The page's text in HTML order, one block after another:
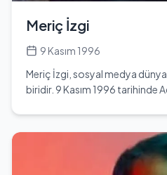
Meriç İzgi
9 Kasım 1996
Meriç İzgi, sosyal medya
biridir. 9 Kasım 1996 tarihinde
içerik üreticisi olarak
medya platformlarında aktif
One Direction sayfasında